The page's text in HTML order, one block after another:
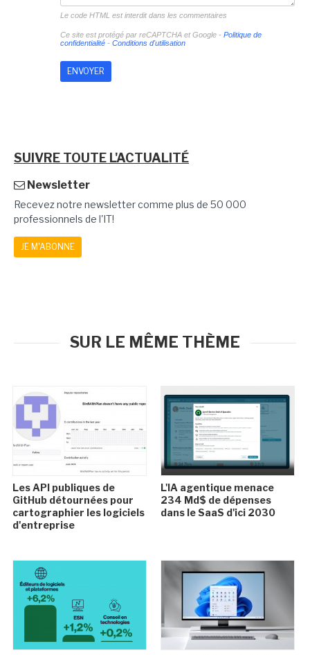
Le code HTML est interdit dans les commentaires
Ce site est protégé par reCAPTCHA et Google - Politique de
confidentialité- Conditions d'utilisation
SUIVRE TOUTE L'ACTUALITÉ
Newsletter
Recevez notre newsletter comme plus de 50 000
professionnels de l'IT!
JE M'ABONNE
SUR LE MÊME THÈME
Les API publiques de
GitHub détournées pour
cartographier les logiciels
d'entreprise
L'IA agentique menace
234 Md$ de dépenses
dans le SaaS d'ici 2030